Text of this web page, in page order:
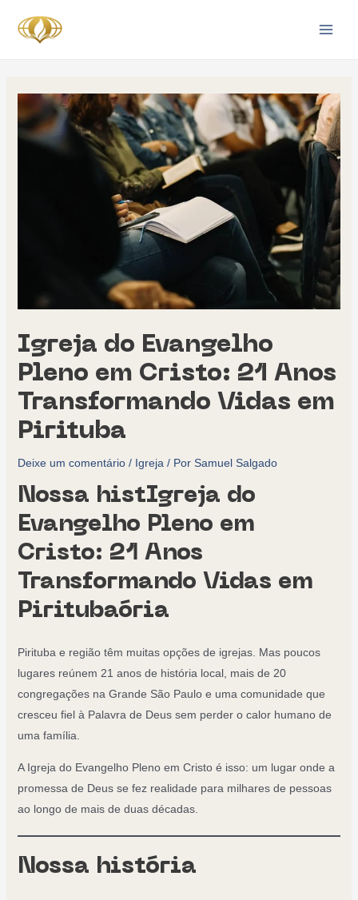
para
Igreja do Evangelho
Pleno em Cristo: 21 Anos
Transformando Vidas em
Pirituba
Deixe um comentário / Igreja / Por Samuel Salgado
Nossa histIgreja do
Evangelho Pleno em
Cristo: 21 Anos
Transformando Vidas em
Piritubaória
Pirituba e região têm muitas opções de igrejas. Mas poucos
lugares reúnem 21 anos de história local, mais de 20
congregações na Grande São Paulo e uma comunidade que
cresceu fiel à Palavra de Deus sem perder o calor humano de
uma família.
A Igreja do Evangelho Pleno em Cristo é isso: um lugar onde a
promessa de Deus se fez realidade para milhares de pessoas
ao longo de mais de duas décadas.
Nossa história